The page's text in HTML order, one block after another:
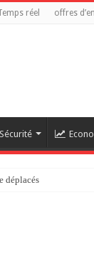
réel offres
Sécurité
déplacés reste